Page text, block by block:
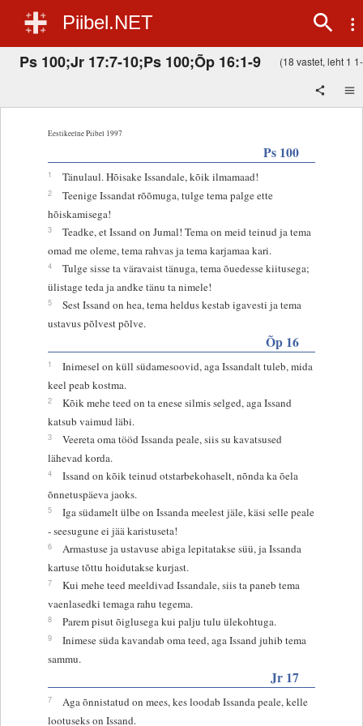
Piibel.NET
Ps 100;Jr 17:7-10;Ps 100;Õp 16:1-9 (18 vastet, leht 1
Eestikeelne Piibel 1997
Ps 100
1 Tänulaul. Hõisake Issandale, kõik ilmamaad!
2
Teenige Issandat rõõmuga, tulge tema palge ette
hõiskamisega!
3
Teadke, et Issand on Jumal! Tema on meid teinud ja tema
omad me oleme, tema rahvas ja tema karjamaa kari.
4
Tulge sisse ta väravaist tänuga, tema õuedesse kiitusega;
ülistage teda ja andke tänu ta nimele!
5
Sest Issand on hea, tema heldus kestab igavesti ja tema
ustavus põlvest põlve.
Õp 16
1
Inimesel on küll südamesoovid, aga Issandalt tuleb, mida
keel peab kostma.
2
Kõik mehe teed on ta enese silmis selged, aga Issand
katsub vaimud läbi.
3
Veereta oma tööd Issanda peale, siis su kavatsused
lähevad korda.
4
Issand on kõik teinud otstarbekohaselt, nõnda ka õela
õnnetuspäeva jaoks.
5
Iga südamelt ülbe on Issanda meelest jäle, käsi selle peale
- seesugune ei jää karistuseta!
6
Armastuse ja ustavuse abiga lepitatakse süü, ja Issanda
kartuse tõttu hoidutakse kurjast.
7
Kui mehe teed meeldivad Issandale, siis ta paneb tema
vaenlasedki temaga rahu tegema.
8 Parem pisut õiglusega kui palju tulu ülekohtuga.
9
Inimese süda kavandab oma teed, aga Issand juhib tema
sammu.
Jr 17
7
Aga õnnistatud on mees, kes loodab Issanda peale, kelle
lootuseks on Issand.